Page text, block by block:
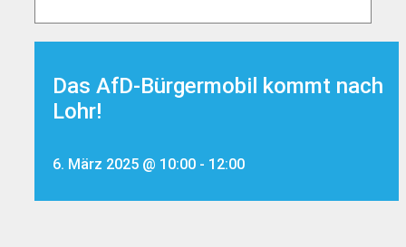
Das AfD-Bürgermobil kommt nach
Lohr!
6. März 2025 @ 10:00 - 12:00